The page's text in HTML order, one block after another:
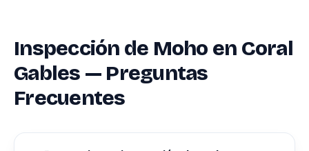
Inspección de Moho en Coral
Gables — Preguntas
Frecuentes